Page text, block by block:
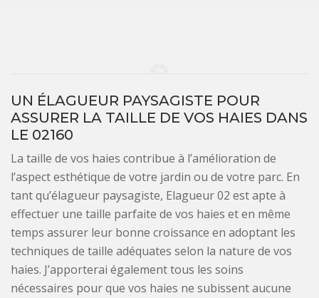
UN ÉLAGUEUR PAYSAGISTE POUR
ASSURER LA TAILLE DE VOS HAIES DANS
LE 02160
La taille de vos haies contribue à l’amélioration de
l’aspect esthétique de votre jardin ou de votre parc. En
tant qu’élagueur paysagiste, Elagueur 02 est apte à
effectuer une taille parfaite de vos haies et en même
temps assurer leur bonne croissance en adoptant les
techniques de taille adéquates selon la nature de vos
haies. J’apporterai également tous les soins
nécessaires pour que vos haies ne subissent aucune